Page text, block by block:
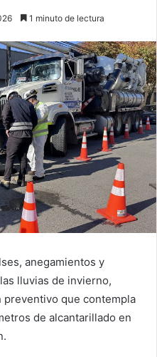
1 minuto de lectura
anegamientos y
lluvias de invierno,
preventivo que contempla
de alcantarillado en